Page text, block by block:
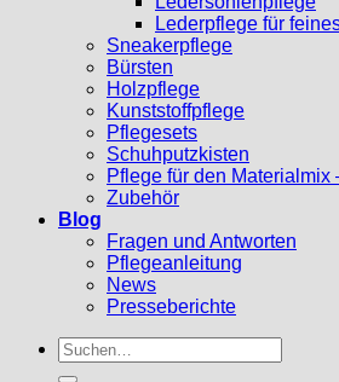
Lederpflege für
Sneakerpflege
Bürsten
Holzpflege
Kunststoffpflege
Pflegesets
Schuhputzkisten
Pflege für den Materialmix
Zubehör
Blog
Fragen und Antworten
Pflegeanleitung
News
Presseberichte
Suchen
nach: